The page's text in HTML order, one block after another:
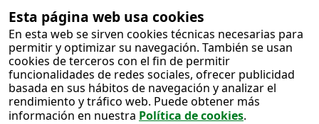
Esta página web usa cookies
En esta web se sirven cookies técnicas necesarias para
permitir y optimizar su navegación. También se usan
cookies de terceros con el fin de permitir
funcionalidades de redes sociales, ofrecer publicidad
basada en sus hábitos de navegación y analizar el
rendimiento y tráfico web. Puede obtener más
información en nuestra Política de cookies.